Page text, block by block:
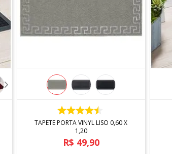
COMPRAR
TAPETE PORTA VINYL LISO 0,60 X
1,20
R$ 49,90